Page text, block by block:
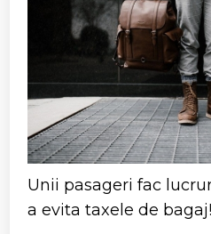
Unii pasageri fac
a evita taxele de bagaj!